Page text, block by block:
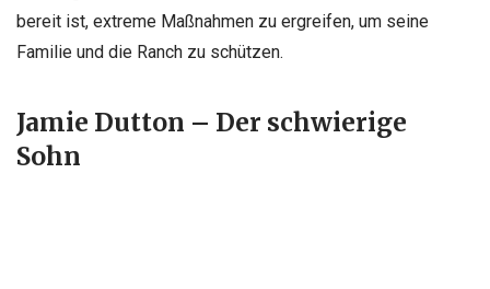
bereit ist, extreme Maßnahmen zu ergreifen, um seine
Familie und die Ranch zu schützen.
Jamie Dutton – Der schwierige
Sohn